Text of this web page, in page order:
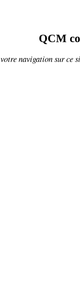
QCM
navigation sur ce